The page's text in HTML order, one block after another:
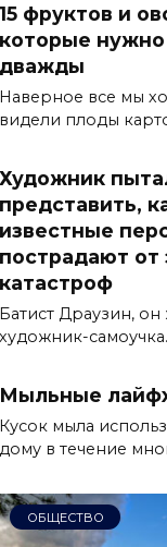
15 фруктов и
которые нужно
дважды
Наверное все мы
видели плоды
Художник
представить,
известные
пострадают от
катастроф
Батист Драузин, он
художник-самоучка.
Мыльные
Кусок мыла
дому в течение
ОБЩЕСТВО